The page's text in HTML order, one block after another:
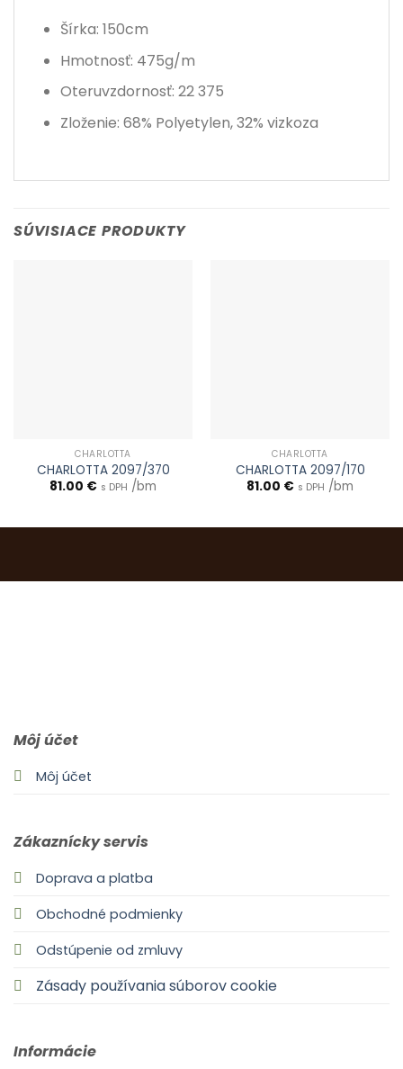
Šírka: 150cm
Hmotnosť: 475g/m
Oteruvzdornosť: 22 375
Zloženie: 68% Polyetylen, 32% vizkoza
SÚVISIACE PRODUKTY
CHARLOTTA
CHARLOTTA 2097/370
81.00 € s DPH /bm
CHARLOTTA
CHARLOTTA 2097/170
81.00 € s DPH /bm
Môj účet
Môj účet
Zákaznícky servis
Doprava a platba
Obchodné podmienky
Odstúpenie od zmluvy
Zásady používania súborov cookie
Informácie